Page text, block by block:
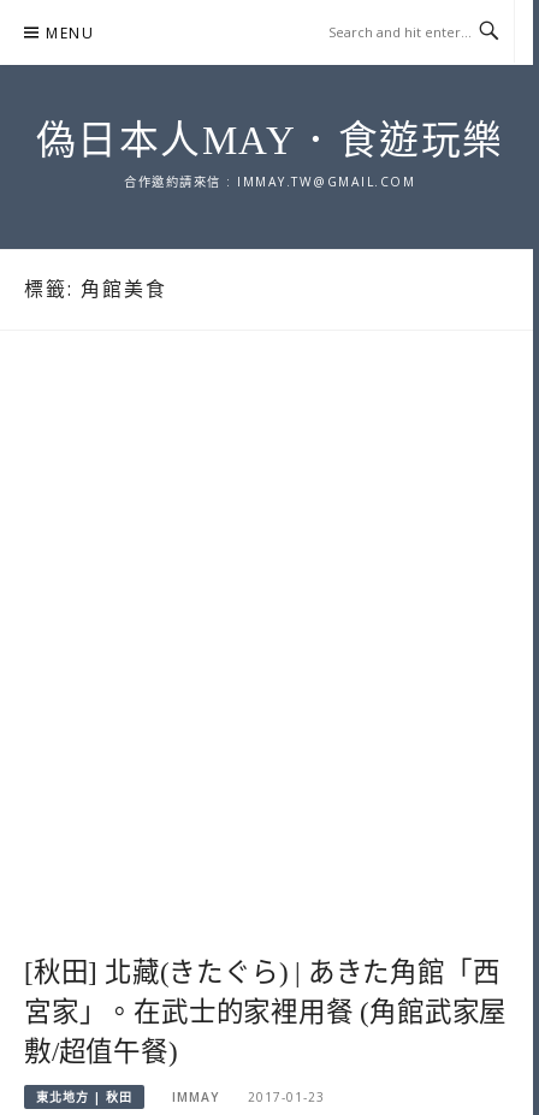
content
MENU
偽日本人MAY．食遊玩樂
合作邀約請來信 : IMMAY.TW@GMAIL.COM
標籤: 角館美食
[秋田] 北藏(きたぐら) | あきた角館「西
宮家」。在武士的家裡用餐 (角館武家屋
敷/超值午餐)
東北地方 | 秋田 IMMAY 2017-01-23